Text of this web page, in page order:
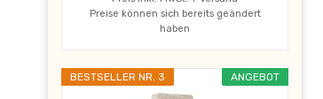
Preise können sich bereits geändert
haben
ANGEBOT
BESTSELLER NR. 3